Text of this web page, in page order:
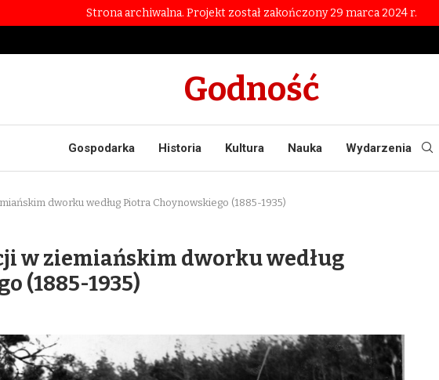
Strona archiwalna. Projekt został zakończony 29 marca 2024 r.
Godność
Gospodarka Historia Kultura Nauka Wydarzenia
dworku według Piotra Choynowskiego (1885-1935)
w ziemiańskim dworku według
(1885-1935)